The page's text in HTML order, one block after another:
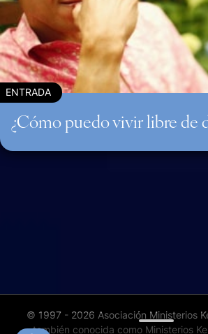
ENTRADA
¿Cómo puedo vivir libre de
© 1997 - 2026 Asociación Ministerios
también conocida como Ministerios